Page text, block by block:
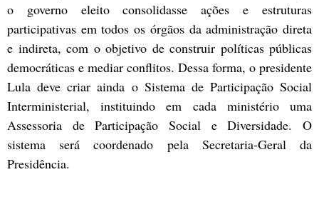
o governo eleito consolidasse ações e estruturas
participativas em todos os órgãos da administração direta
e indireta, com o objetivo de construir políticas públicas
democráticas e mediar conflitos. Dessa forma, o presidente
Lula deve criar ainda o Sistema de Participação Social
Interministerial, instituindo em cada ministério uma
Assessoria de Participação Social e Diversidade. O
sistema será coordenado pela Secretaria-Geral da
Presidência.